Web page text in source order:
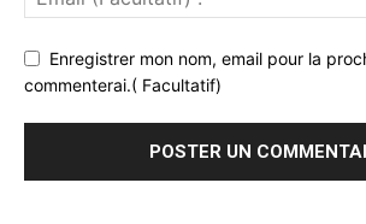
Enregistrer mon nom, email pour la
commenterai.( Facultatif)